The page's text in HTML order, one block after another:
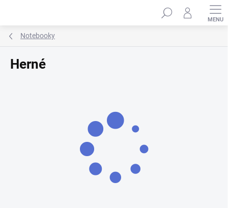
Hľadať
Notebooky
Herné